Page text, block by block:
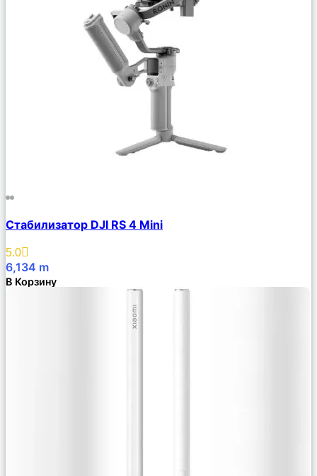
Описание
Избранное
Стабилизатор DJI RS 4 Mini
5.0
6,134 m
В Корзину